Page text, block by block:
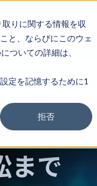
りに関する情報を収
と、ならびにこのウェ
ついての詳細は、
定を記憶するために1
拒否
ライフサイエンスAI
イベント・セミナー 事例
まで